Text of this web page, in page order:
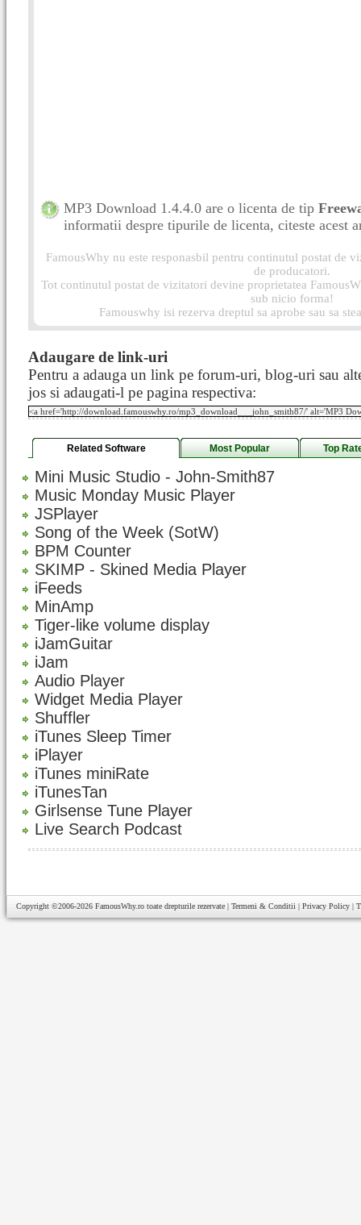
MP3 Download 1.4.4.0 are o licenta de tip
informatii despre tipurile de licenta, citeste acest
FamousWhy nu este responasbil pentru continutul postat de
de producatori.
Tot continutul postat de vizitatori devine proprietatea
sub nicio forma!
Famouswhy isi rezerva dreptul sa aprobe sau sa
Adaugare de link-uri
Pentru a adauga un link pe forum-uri, blog-uri sau
jos si adaugati-l pe pagina respectiva:
Related Software Most Popular Top
Mini Music Studio - John-Smith87
Music Monday Music Player
JSPlayer
Song of the Week (SotW)
BPM Counter
SKIMP - Skined Media Player
iFeeds
MinAmp
Tiger-like volume display
iJamGuitar
iJam
Audio Player
Widget Media Player
Shuffler
iTunes Sleep Timer
iPlayer
iTunes miniRate
iTunesTan
Girlsense Tune Player
Live Search Podcast
Copyright ©2006-2026 FamousWhy.ro toate drepturile rezervate | Termeni & Conditii | Privacy Policy |